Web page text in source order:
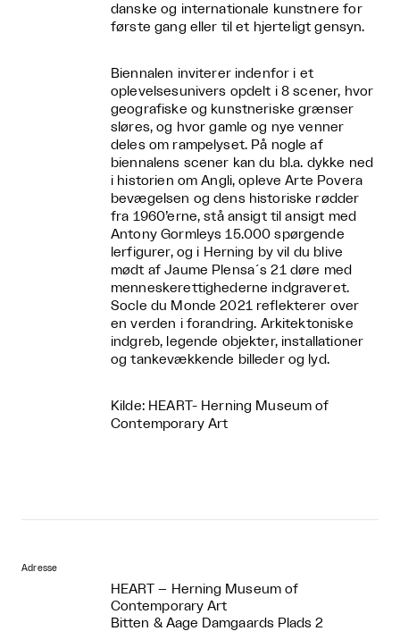
danske og internationale kunstnere for
første gang eller til et hjerteligt gensyn.
Biennalen inviterer indenfor i et
oplevelsesunivers opdelt i 8 scener, hvor
geografiske og kunstneriske grænser
sløres, og hvor gamle og nye venner
deles om rampelyset. På nogle af
biennalens scener kan du bl.a. dykke ned
i historien om Angli, opleve Arte Povera
bevægelsen og dens historiske rødder
fra 1960’erne, stå ansigt til ansigt med
Antony Gormleys 15.000 spørgende
lerfigurer, og i Herning by vil du blive
mødt af Jaume Plensa´s 21 døre med
menneskerettighederne indgraveret.
Socle du Monde 2021 reflekterer over
en verden i forandring. Arkitektoniske
indgreb, legende objekter, installationer
og tankevækkende billeder og lyd.
Kilde: HEART- Herning Museum of
Contemporary Art
Adresse
HEART – Herning Museum of
Contemporary Art
Bitten & Aage Damgaards Plads 2